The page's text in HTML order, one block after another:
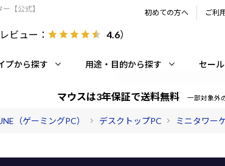
【公式】
ビュー： 4.6）
初めての方へ ご利
プから探す 用途・目的から探す セー
マウスは3年保証で送料無料 一部対象外
（ゲーミングPC） デスクトップPC ミニタワー